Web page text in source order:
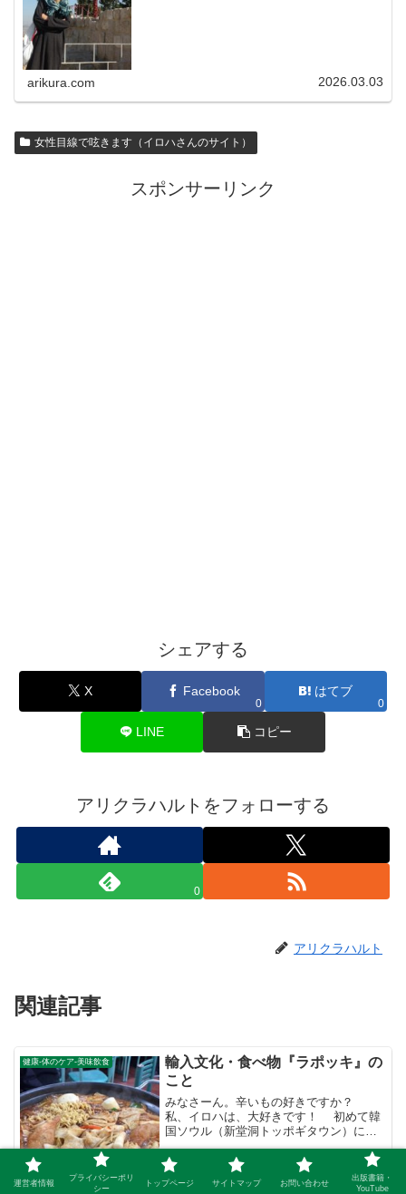
arikura.com 2026.03.03
女性目線で呟きます（イロハさんのサイト）
スポンサーリンク
シェアする
X Facebook
0
はてブ
0
LINE コピー
アリクラハルトをフォローする
0
アリクラハルト
関連記事
健康-体のケア-美味飲食
輸入文化・食べ物『ラポッキ』の
こと
みなさーん。辛いもの好きですか？
私、イロハは、大好きです！ 初めて韓
国ソウル（新堂洞トッポギタウン）に行
った時、辛くて美味くて、 かなりの衝撃
を受けたのがこのラポッキです。ご存知
ですか？あまりに気に入って、我が家に
輸入したほど٩(^‿...
運営者情報
プライバシーポリ
シー
トップページ サイトマップ お問い合わせ
出版書籍・
YouTube